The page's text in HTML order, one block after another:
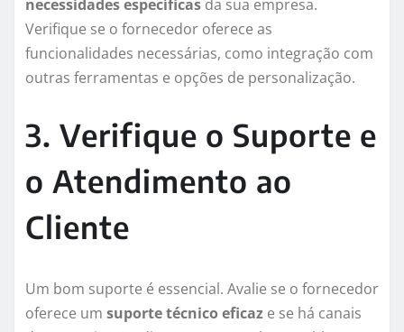
necessidades específicas da sua empresa.
Verifique se o fornecedor oferece as
funcionalidades necessárias, como integração com
outras ferramentas e opções de personalização.
3. Verifique o Suporte e
o Atendimento ao
Cliente
Um bom suporte é essencial. Avalie se o fornecedor
oferece um suporte técnico eficaz e se há canais